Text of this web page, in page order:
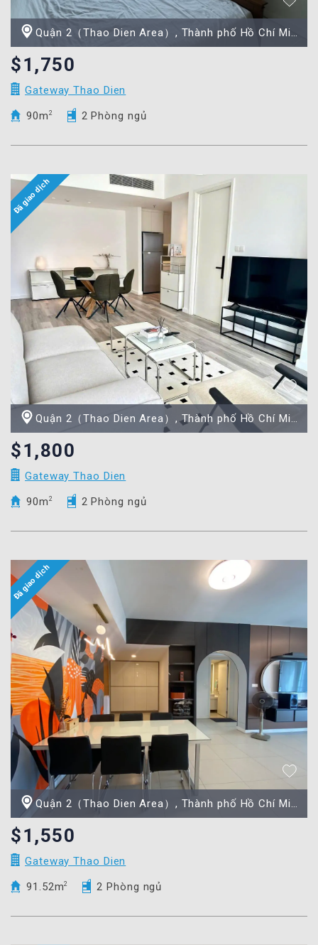
Quận 2（Thao Dien Area）, Thành phố Hồ Chí Minh
$1,750
Gateway Thao Dien
90m 2 2 Phòng ngủ
Quận 2（Thao Dien Area）, Thành phố Hồ Chí Minh
$1,800
Gateway Thao Dien
90m 2 2 Phòng ngủ
Quận 2（Thao Dien Area）, Thành phố Hồ Chí Minh
$1,550
Gateway Thao Dien
91.52m2 2 Phòng ngủ